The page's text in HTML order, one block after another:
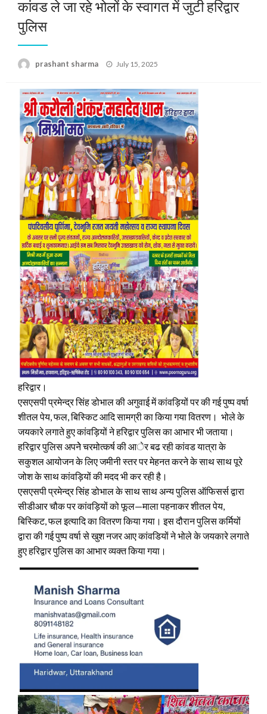
कांवड ले जा रहे भोलों के स्वागत में जुटी हरिद्वार
पुलिस
prashant sharma
Posted
July 15, 2025
हरिद्वार।
एसएसपी प्रमेन्द्र सिंह डोभाल की अगुवाई में कांवड़ियों पर की गई पुष्प वर्षा
शीतल पेय, फल, बिस्किट आदि सामग्री का किया गया वितरण। भोले के
जयकारे लगाते हुए कांवड़ियों ने हरिद्वार पुलिस का आभार भी जताया।
हरिद्वार पुलिस अपनेे चरमोत्कर्ष की आेर बढ रही कांवड यात्रा के
सकुशल आयोजन के लिए जमीनी स्तर पर मेहनत करने के साथ साथ पूरे
जोश के साथ कांवड़ियों की मदद भी कर रही है।
एसएसपी प्रमेन्द्र सिंह डोभाल के साथ साथ अन्य पुलिस ऑफिसर्स द्वारा
सीडीआर चौक पर कांवड़ियों को फूल—माला पहनाकर शीतल पेय,
बिस्किट, फल इत्यादि का वितरण किया गया। इस दौरान पुलिस कर्मियों
द्वारा की गई पुष्प वर्षा से खुश नजर आए कांवडियों ने भोले के जयकारे लगाते
हुए हरिद्वार पुलिस का आभार व्यक्त किया गया।